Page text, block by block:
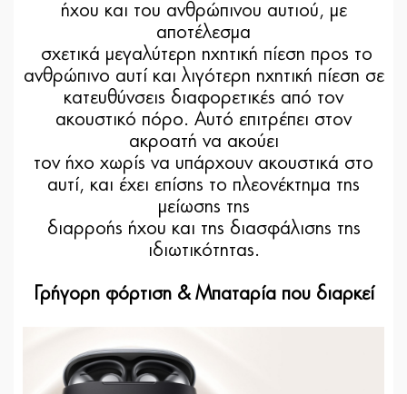
ήχου και του ανθρώπινου αυτιού, με
αποτέλεσμα
σχετικά μεγαλύτερη ηχητική πίεση προς το
ανθρώπινο αυτί και λιγότερη ηχητική πίεση σε
κατευθύνσεις διαφορετικές από τον
ακουστικό πόρο. Αυτό επιτρέπει στον
ακροατή να ακούει
τον ήχο χωρίς να υπάρχουν ακουστικά στο
αυτί, και έχει επίσης το πλεονέκτημα της
μείωσης της
διαρροής ήχου και της διασφάλισης της
ιδιωτικότητας.
Γρήγορη φόρτιση & Μπαταρία που διαρκεί